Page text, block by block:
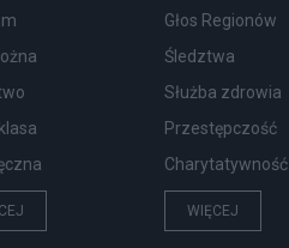
Głos Regionów
Śledztwa
Służba zdrowia
Przestępczość
Charytatywność
WIĘCEJ